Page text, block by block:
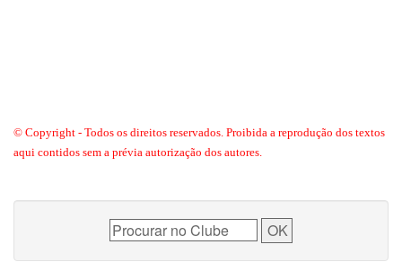
© Copyright - Todos os direitos reservados. Proibida a reprodução dos textos
aqui contidos sem a prévia autorização dos autores.